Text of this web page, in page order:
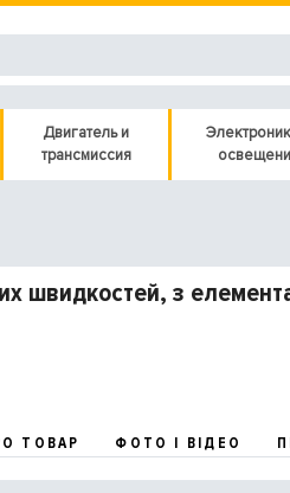
Двигатель и
трансмиссия
швидкостей, з
ТОВАР ФОТО І ВІДЕО